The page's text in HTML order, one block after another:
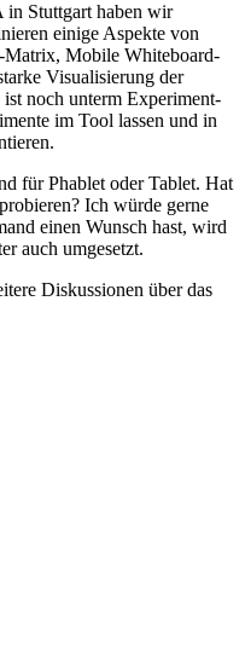
in Stuttgart haben wir
einige Aspekte von
Matrix, Mobile Whiteboard-
Visualisierung der
noch unterm Experiment-
im Tool lassen und in
für Phablet oder Tablet. Hat
Ich würde gerne
einen Wunsch hast, wird
auch umgesetzt.
Diskussionen über das